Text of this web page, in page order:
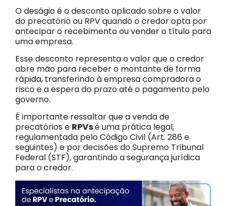
O deságio é o desconto aplicado sobre o valor
do precatório ou RPV quando o credor opta por
antecipar o recebimento ou vender o título para
uma empresa.
Esse desconto representa o valor que o credor
abre mão para receber o montante de forma
rápida, transferindo à empresa compradora o
risco e a espera do prazo até o pagamento pelo
governo.
É importante ressaltar que a venda de
precatórios e RPVsé uma prática legal,
regulamentada pelo Código Civil (Art. 286 e
seguintes) e por decisões do Supremo Tribunal
Federal (STF), garantindo a segurança jurídica
para o credor.